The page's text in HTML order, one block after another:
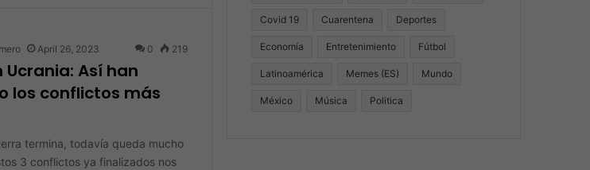
April 26, 2023 0 219
Ucrania: Así han
los conflictos más
termina, todavía queda mucho
3 conflictos ya finalizados nos
Covid 19 Cuarentena Deportes
Economía Entretenimiento Fútbol
Latinoamérica Memes (ES) Mundo
México Música Politica